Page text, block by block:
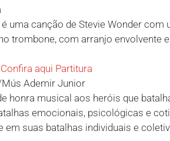
é uma canção de Stevie Wonder
trombone, com arranjo envolvente e
Confira aqui Partitura
Mús Ademir Junior
honra musical aos heróis que
emocionais, psicológicas e
em suas batalhas individuais e